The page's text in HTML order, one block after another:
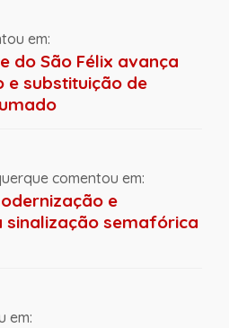
em:
do São Félix avança
e substituição de
comentou em:
e
sinalização semafórica
em: